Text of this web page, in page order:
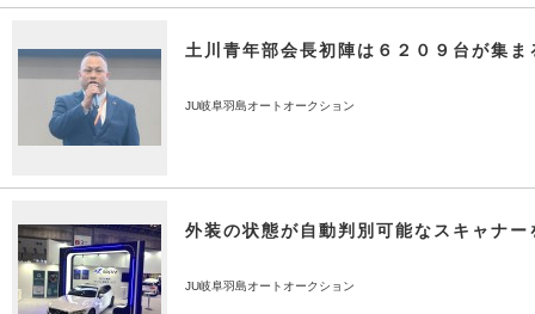
土川青年部会長初陣は６２０９台が集ま
JU岐阜羽島オートオークション
外装の状態が自動判別可能なスキャナー
JU岐阜羽島オートオークション